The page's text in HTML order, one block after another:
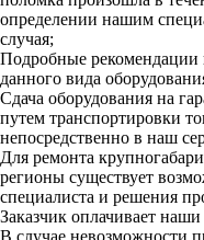
определении нашим
случая;
Подробные рекомендации
данного вида
Сдача оборудования на
путем транспортировки
непосредственно в наш
Для ремонта
регионы существует
специалиста и решения
Заказчик оплачивает
В случае невозможности